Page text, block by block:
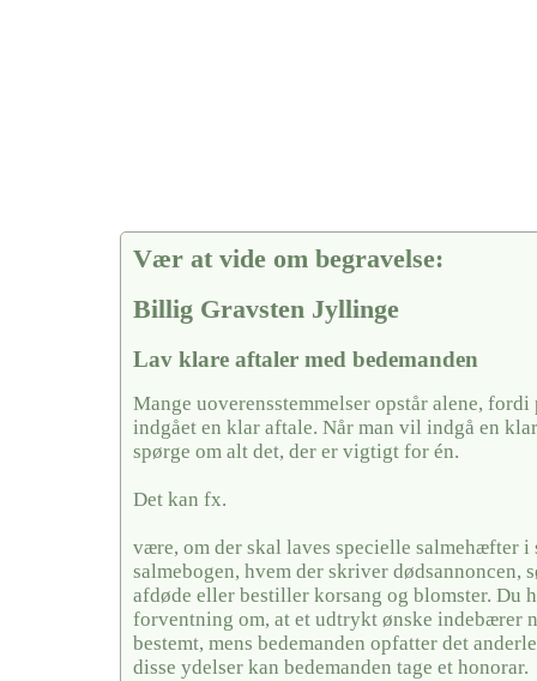
Vær at vide om begravelse:
Billig Gravsten Jyllinge
Lav klare aftaler med bedemanden
Mange uoverensstemmelser opstår alene,
indgået en klar aftale. Når man vil indgå en
spørge om alt det, der er vigtigt for én.
Det kan fx.
være, om der skal laves specielle salmehæfter i
salmebogen, hvem der skriver
afdøde eller bestiller korsang og blomster. Du
forventning om, at et udtrykt ønske indebærer
bestemt, mens bedemanden opfatter det
disse ydelser kan bedemanden tage et honorar.